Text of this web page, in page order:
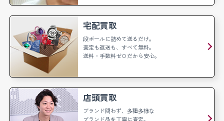
宅配買取
段ボールに詰めて送るだけ。
査定も返送も、すべて無料。
送料・手数料ゼロだから安心。
店頭買取
ブランド問わず、多種多様な
ブランド品を丁寧に査定。